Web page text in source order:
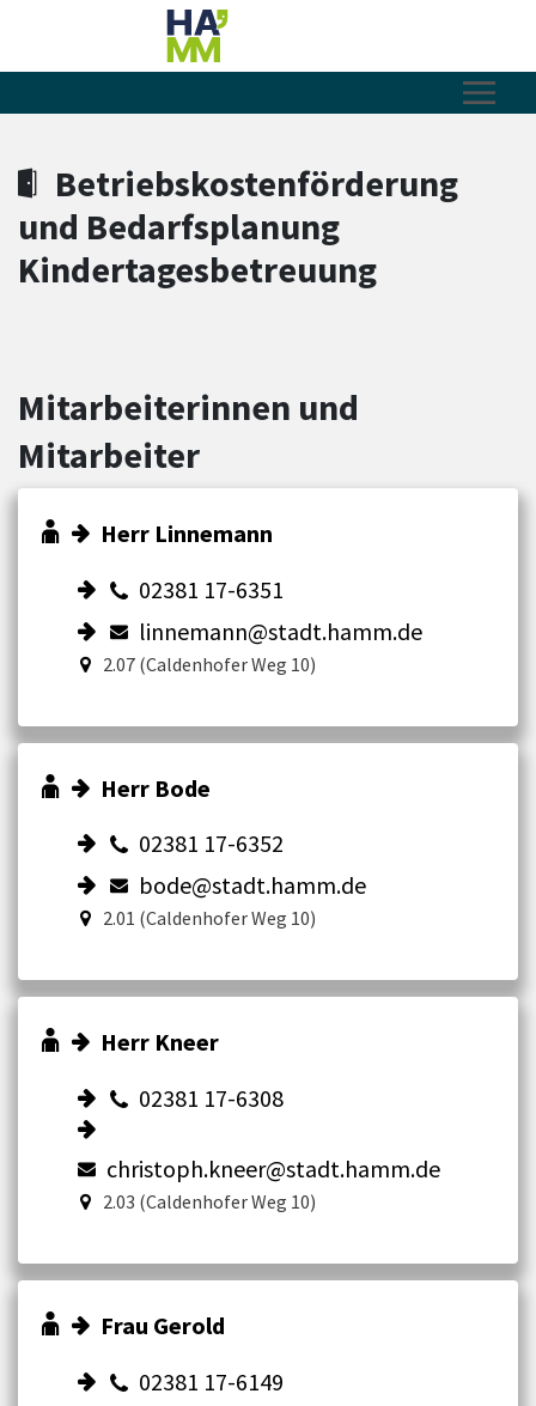
Zum Header
Zum Hauptinhalt
Zum Footer
Zum Hauptinhalt springen
Betriebskostenförderung
und Bedarfsplanung
Kindertagesbetreuung
Mitarbeiterinnen und
Mitarbeiter
Herr Linnemann
02381 17-6351
linnemann@stadt.hamm.de
2.07 (Caldenhofer Weg 10)
Herr Bode
02381 17-6352
bode@stadt.hamm.de
2.01 (Caldenhofer Weg 10)
Herr Kneer
02381 17-6308
christoph.kneer@stadt.hamm.de
2.03 (Caldenhofer Weg 10)
Frau Gerold
02381 17-6149